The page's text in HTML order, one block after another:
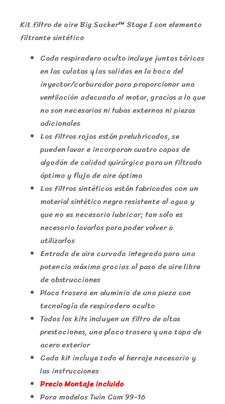
Kit filtro de aire Big Sucker™ Stage I con elemento
filtrante sintético
Cada respiradero oculto incluye juntas tóricas
en las culatas y las salidas en la boca del
inyector/carburador para proporcionar una
ventilación adecuada al motor, gracias a lo que
no son necesarios ni tubos externos ni piezas
adicionales
Los filtros rojos están prelubricados, se
pueden lavar e incorporan cuatro capas de
algodón de calidad quirúrgica para un filtrado
óptimo y flujo de aire óptimo
Los filtros sintéticos están fabricados con un
material sintético negro resistente al agua y
que no es necesario lubricar; tan solo es
necesario lavarlos para poder volver a
utilizarlos
Entrada de aire curvada integrada para una
potencia máxima gracias al paso de aire libre
de obstrucciones
Placa trasera en aluminio de una pieza con
tecnología de respiradero oculto
Todos los kits incluyen un filtro de altas
prestaciones, una placa trasera y una tapa de
acero exterior
Cada kit incluye todo el herraje necesario y
las instrucciones
Precio Montaje incluido
Para modelos Twin Cam 99-16